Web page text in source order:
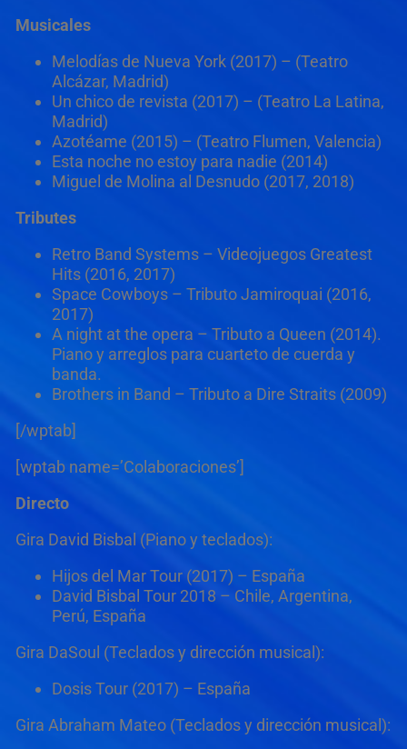
Musicales
Melodías de Nueva York (2017) – (Teatro
Alcázar, Madrid)
Un chico de revista (2017) – (Teatro La Latina,
Madrid)
Azotéame (2015) – (Teatro Flumen, Valencia)
Esta noche no estoy para nadie (2014)
Miguel de Molina al Desnudo (2017, 2018)
Tributes
Retro Band Systems – Videojuegos Greatest
Hits (2016, 2017)
Space Cowboys – Tributo Jamiroquai (2016,
2017)
A night at the opera – Tributo a Queen (2014).
Piano y arreglos para cuarteto de cuerda y
banda.
Brothers in Band – Tributo a Dire Straits (2009)
[/wptab]
[wptab name=’Colaboraciones’]
Directo
Gira David Bisbal (Piano y teclados):
Hijos del Mar Tour (2017) – España
David Bisbal Tour 2018 – Chile, Argentina,
Perú, España
Gira DaSoul (Teclados y dirección musical):
Dosis Tour (2017) – España
Gira Abraham Mateo (Teclados y dirección musical):